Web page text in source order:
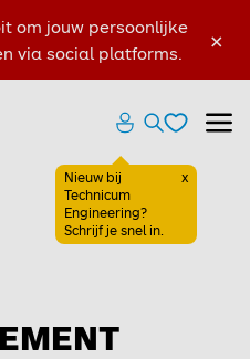
×
om jouw persoonlijke
via social platforms.
Nieuw bij
Technicum
Engineering?
Schrijf je snel in.
x
Zoeken